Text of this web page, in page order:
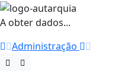
A obter dados...
Administração